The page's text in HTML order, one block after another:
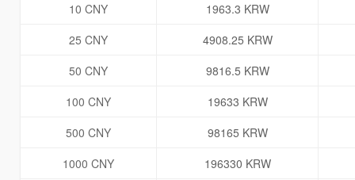
10 CNY
1963.3 KRW
25 CNY
4908.25 KRW
50 CNY
9816.5 KRW
100 CNY
19633 KRW
500 CNY
98165 KRW
1000 CNY
196330 KRW